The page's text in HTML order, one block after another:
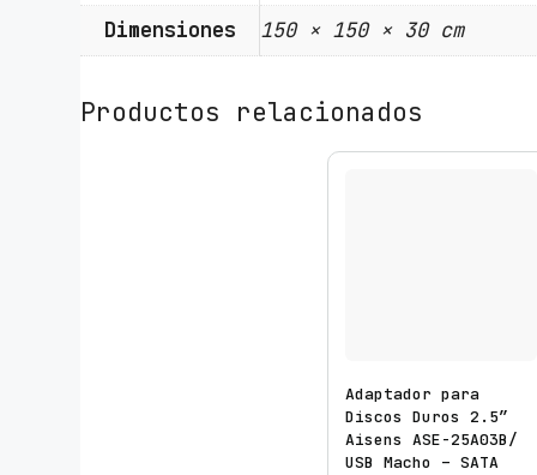
Dimensiones
150 × 150 × 30 cm
Productos relacionados
Adaptador para
Discos Duros 2.5″
Aisens ASE-25A03B/
USB Macho – SATA